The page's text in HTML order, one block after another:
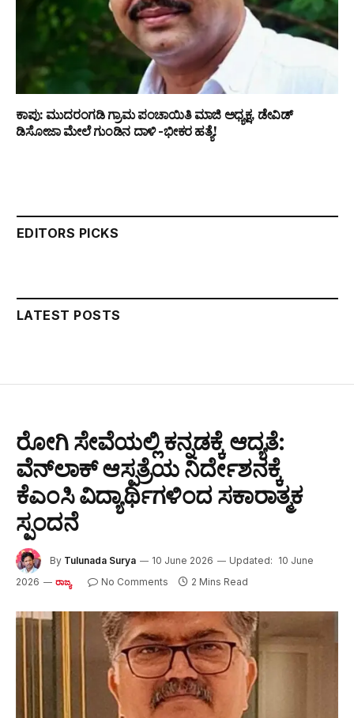
ಕಾಪು: ಮುದರಂಗಡಿ ಗ್ರಾಮ ಪಂಚಾಯಿತಿ ಮಾಜಿ ಅಧ್ಯಕ್ಷ, ಡೇವಿಡ್
ಡಿಸೋಜಾ ಮೇಲೆ ಗುಂಡಿನ ದಾಳಿ -ಭೀಕರ ಹತ್ಯೆ!
EDITORS PICKS
LATEST POSTS
ರೋಗಿ ಸೇವೆಯಲ್ಲಿ ಕನ್ನಡಕ್ಕೆ ಆದ್ಯತೆ:
ವೆನ್‌ಲಾಕ್ ಆಸ್ಪತ್ರೆಯ ನಿರ್ದೇಶನಕ್ಕೆ
ಕೆಎಂಸಿ ವಿದ್ಯಾರ್ಥಿಗಳಿಂದ ಸಕಾರಾತ್ಮಕ
ಸ್ಪಂದನೆ
By Tulunada Surya 10 June 2026 Updated: 10 June
2026
ರಾಜ್ಯ No Comments 2 Mins Read